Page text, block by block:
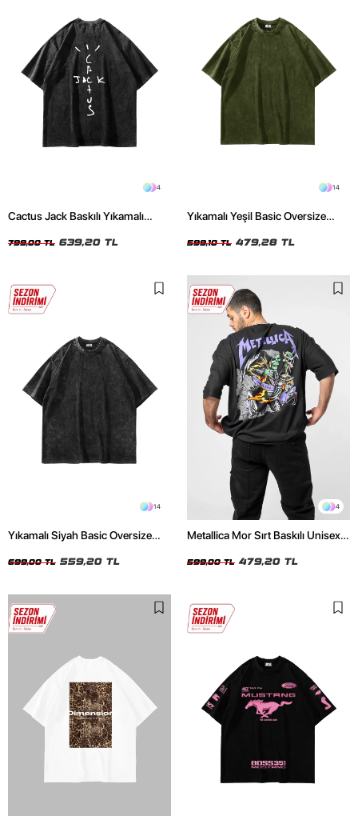
4
Cactus Jack Baskılı Yıkamalı
799,00 TL 639,20 TL
14
Yıkamalı Yeşil Basic Oversize
599,10 TL 479,28 TL
14
Yıkamalı Siyah Basic Oversize
699,00 TL 559,20 TL
4
Metallica Mor Sırt Baskılı Unisex
599,00 TL 479,20 TL